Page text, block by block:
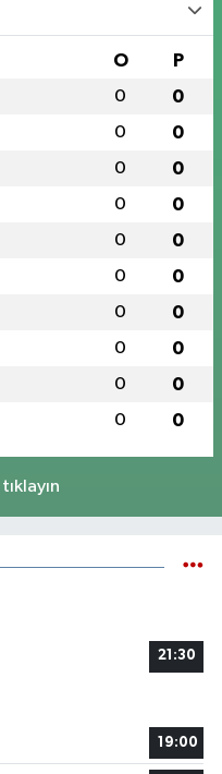
O P
0 0
0 0
0 0
0 0
0 0
0 0
0 0
0 0
0 0
0 0
21:30
19:00